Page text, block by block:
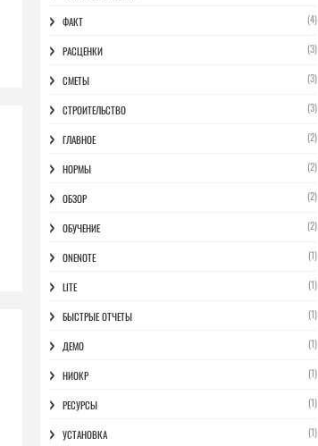
ФАКТ (4)
РАСЦЕНКИ (3)
СМЕТЫ (3)
СТРОИТЕЛЬСТВО (3)
ГЛАВНОЕ (2)
НОРМЫ (2)
ОБЗОР (2)
ОБУЧЕНИЕ (2)
ONENOTE (1)
LITE (1)
БЫСТРЫЕ ОТЧЕТЫ (1)
ДЕМО (1)
НИОКР (1)
РЕСУРСЫ (1)
УСТАНОВКА (1)